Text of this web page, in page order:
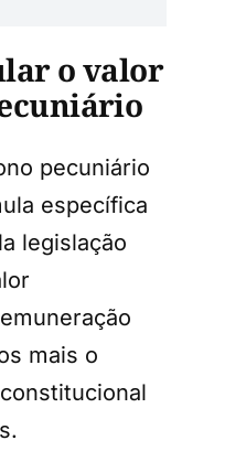
o valor
pecuniário
específica
legislação
mais o